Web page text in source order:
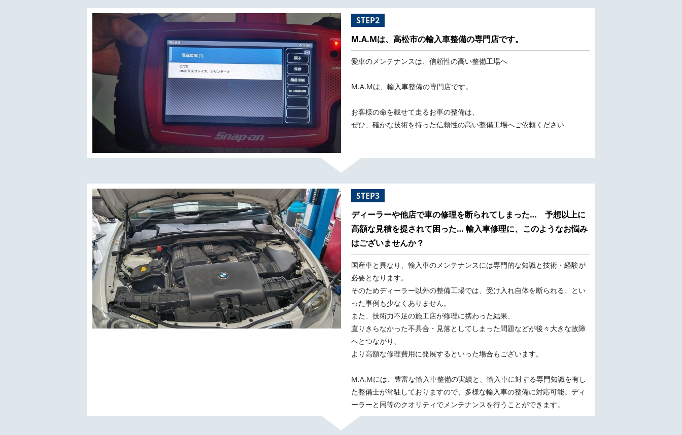
STEP2
M.A.Mは、高松市の輸入車整備の専門店です。
愛車のメンテナンスは、信頼性の高い整備工場へ
M.A.Mは、輸入車整備の専門店です。
お客様の命を載せて走るお車の整備は、
ぜひ、確かな技術を持った信頼性の高い整備工場へご依頼ください
STEP3
ディーラーや他店で車の修理を断られてしまった… 予想以上に
高額な見積を提されて困った… 輸入車修理に、このようなお悩み
はございませんか？
国産車と異なり、輸入車のメンテナンスには専門的な知識と技術・経験が
必要となります。
そのためディーラー以外の整備工場では、受け入れ自体を断られる、とい
った事例も少なくありません。
また、技術力不足の施工店が修理に携わった結果、
直りきらなかった不具合・見落としてしまった問題などが後々大きな故障
へとつながり、
より高額な修理費用に発展するといった場合もございます。
M.A.Mには、豊富な輸入車整備の実績と、輸入車に対する専門知識を有し
た整備士が常駐しておりますので、多様な輸入車の整備に対応可能。ディ
ーラーと同等のクオリティでメンテナンスを行うことができます。